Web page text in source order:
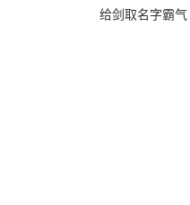
给剑取名字霸